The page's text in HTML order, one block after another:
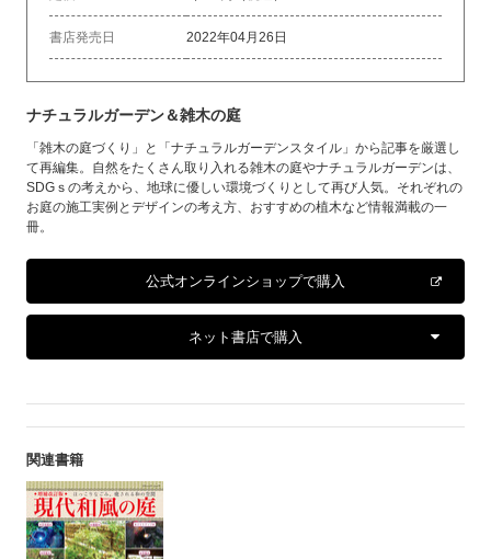
書店発売日 2022年04月26日
ナチュラルガーデン＆雑木の庭
「雑木の庭づくり」と「ナチュラルガーデンスタイル」から記事を厳選し
て再編集。自然をたくさん取り入れる雑木の庭やナチュラルガーデンは、
SDGｓの考えから、地球に優しい環境づくりとして再び人気。それぞれの
お庭の施工実例とデザインの考え方、おすすめの植木など情報満載の一
冊。
公式オンラインショップで購入
ネット書店で購入
関連書籍